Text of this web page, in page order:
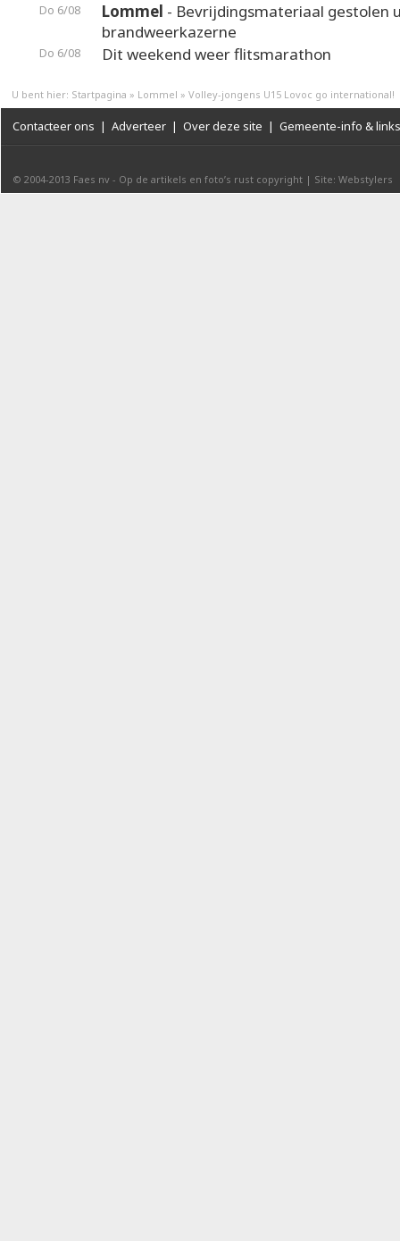
Do 6/08 Lommel - Bevrijdingsmateriaal gestolen
brandweerkazerne
Do 6/08 Dit weekend weer flitsmarathon
U bent hier: Startpagina » Lommel » Volley-jongens U15 Lovoc go international!
Contacteer ons | Adverteer | Over deze site | Gemeente-info & links
© 2004-2013 Faes nv - Op de artikels en foto’s rust copyright | Site: Webstylers